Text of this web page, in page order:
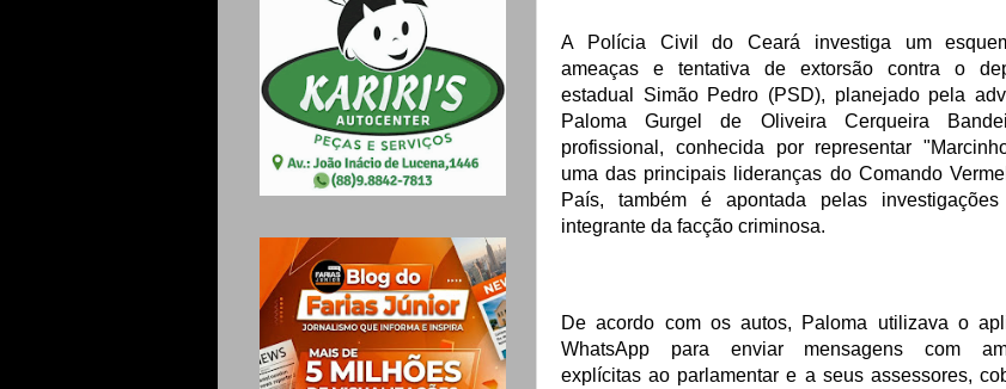
A Polícia Civil do Ceará investiga um
ameaças e tentativa de extorsão contra o
estadual Simão Pedro (PSD), planejado pela
Paloma Gurgel de Oliveira Cerqueira
profissional, conhecida por representar
uma das principais lideranças do Comando
País, também é apontada pelas investigações
integrante da facção criminosa.
De acordo com os autos, Paloma utilizava o
WhatsApp para enviar mensagens com
explícitas ao parlamentar e a seus assessores,